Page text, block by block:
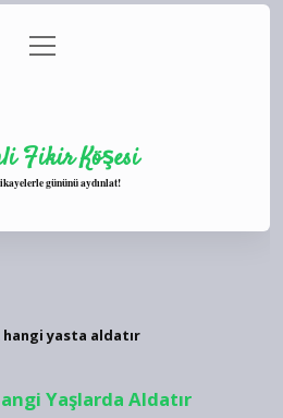
Politikası
menüyü
aç
Fikir Köşesi
gününü aydınlat!
hangi yasta aldatır
Yaşlarda Aldatır